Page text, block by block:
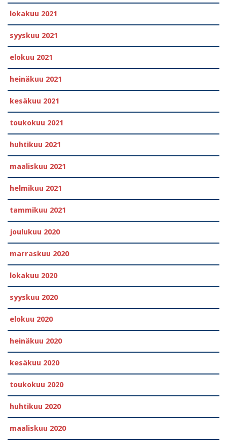
lokakuu 2021
syyskuu 2021
elokuu 2021
heinäkuu 2021
kesäkuu 2021
toukokuu 2021
huhtikuu 2021
maaliskuu 2021
helmikuu 2021
tammikuu 2021
joulukuu 2020
marraskuu 2020
lokakuu 2020
syyskuu 2020
elokuu 2020
heinäkuu 2020
kesäkuu 2020
toukokuu 2020
huhtikuu 2020
maaliskuu 2020